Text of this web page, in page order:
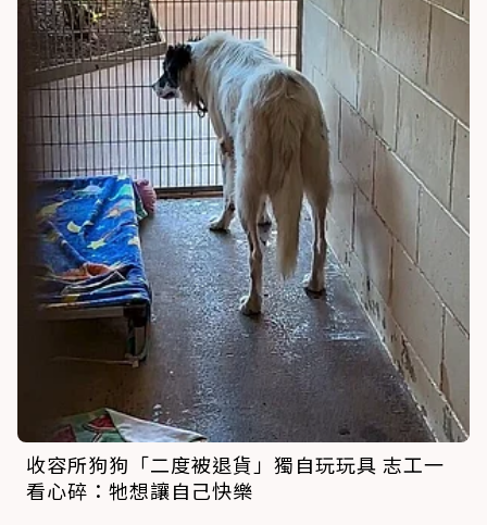
收容所狗狗「二度被退貨」獨自玩玩具 志工一
看心碎：牠想讓自己快樂